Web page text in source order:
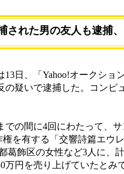
された男の友人も逮捕
日、「Yahoo!オークショ
疑いで逮捕した。コンピ
の間に4回にわたって、
を有する「交響詩篇エウ
葛飾区の女性など3人に、
万円を売り上げていたとみ